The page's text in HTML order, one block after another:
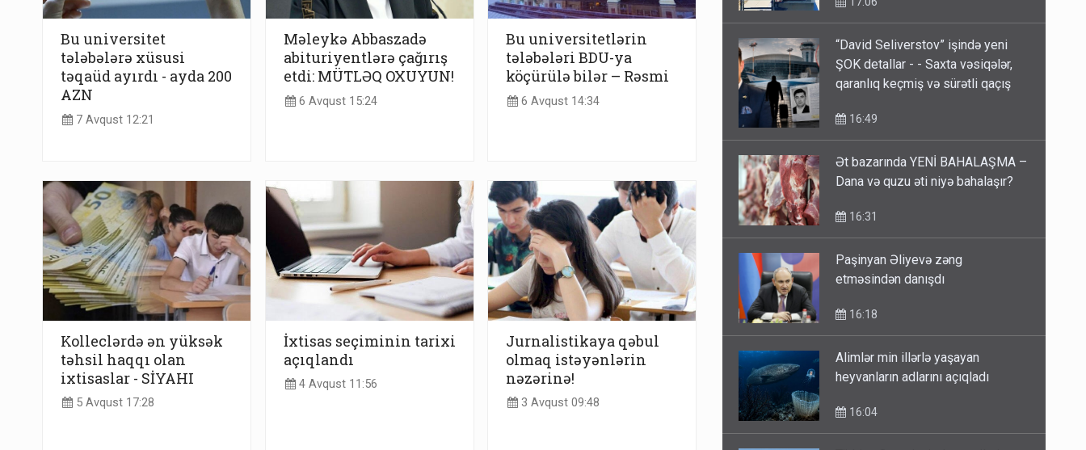
Bu universitet
tələbələrə xüsusi
təqaüd ayırdı - ayda 200
AZN
7 Avqust 12:21
Məleykə Abbaszadə
abituriyentlərə çağırış
etdi: MÜTLƏQ OXUYUN!
6 Avqust 15:24
Bu universitetlərin
tələbələri BDU-ya
köçürülə bilər – Rəsmi
6 Avqust 14:34
Kolleclərdə ən yüksək
təhsil haqqı olan
ixtisaslar - SİYAHI
5 Avqust 17:28
İxtisas seçiminin tarixi
açıqlandı
4 Avqust 11:56
Jurnalistikaya qəbul
olmaq istəyənlərin
nəzərinə!
3 Avqust 09:48
“David Seliverstov” işində yeni
ŞOK detallar - - Saxta vəsiqələr,
Ət bazarında YENİ BAHALAŞMA –
Paşinyan Əliyevə zəng
Alimlər min illərlə yaşayan